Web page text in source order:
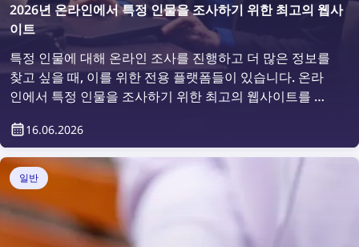
2026년 온라인에서 특정 인물을 조사하기 위한 최고의 웹사
이트
특정 인물에 대해 온라인 조사를 진행하고 더 많은 정보를
찾고 싶을 때, 이를 위한 전용 플랫폼들이 있습니다. 온라
인에서 특정 인물을 조사하기 위한 최고의 웹사이트를 살
16.06.2026
일반